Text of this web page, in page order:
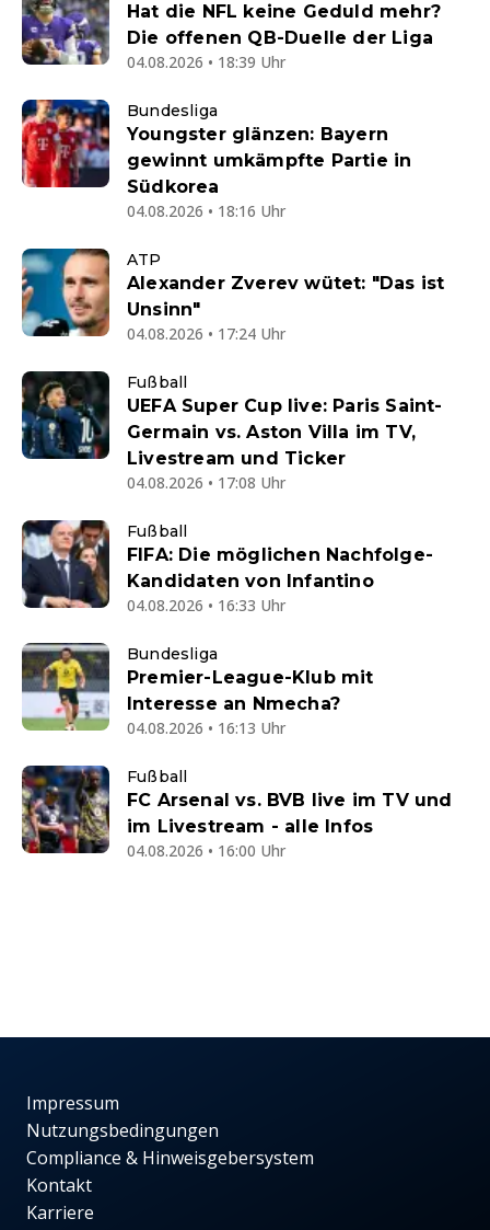
Hat die NFL keine Geduld mehr?
Die offenen QB-Duelle der Liga
04.08.2026 • 18:39 Uhr
Bundesliga
Youngster glänzen: Bayern
gewinnt umkämpfte Partie in
Südkorea
04.08.2026 • 18:16 Uhr
ATP
Alexander Zverev wütet: "Das ist
Unsinn"
04.08.2026 • 17:24 Uhr
Fußball
UEFA Super Cup live: Paris Saint-
Germain vs. Aston Villa im TV,
Livestream und Ticker
04.08.2026 • 17:08 Uhr
Fußball
FIFA: Die möglichen Nachfolge-
Kandidaten von Infantino
04.08.2026 • 16:33 Uhr
Bundesliga
Premier-League-Klub mit
Interesse an Nmecha?
04.08.2026 • 16:13 Uhr
Fußball
FC Arsenal vs. BVB live im TV und
im Livestream - alle Infos
04.08.2026 • 16:00 Uhr
Impressum
Nutzungsbedingungen
Compliance & Hinweisgebersystem
Kontakt
Karriere